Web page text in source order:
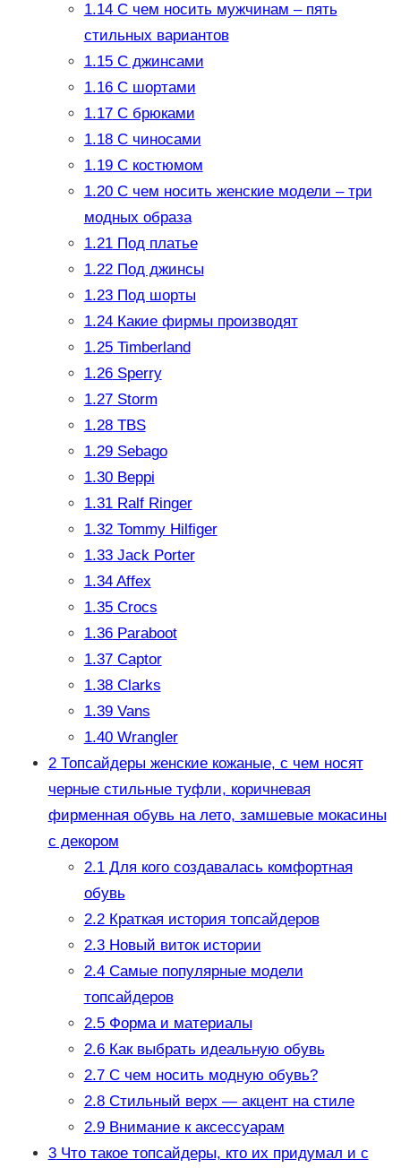
1.14С чем носить мужчинам – пять
стильных вариантов
1.15С джинсами
1.16С шортами
1.17С брюками
1.18С чиносами
1.19С костюмом
1.20С чем носить женские модели – три
модных образа
1.21Под платье
1.22Под джинсы
1.23Под шорты
1.24Какие фирмы производят
1.25Timberland
1.26Sperry
1.27Storm
1.28TBS
1.29Sebago
1.30Beppi
1.31Ralf Ringer
1.32Tommy Hilfiger
1.33Jack Porter
1.34Affex
1.35Crocs
1.36Paraboot
1.37Captor
1.38Clarks
1.39Vans
1.40Wrangler
2Топсайдеры женские кожаные, с чем носят
черные стильные туфли, коричневая
фирменная обувь на лето, замшевые мокасины
с декором
2.1Для кого создавалась комфортная
обувь
2.2Краткая история топсайдеров
2.3Новый виток истории
2.4Самые популярные модели
топсайдеров
2.5Форма и материалы
2.6Как выбрать идеальную обувь
2.7С чем носить модную обувь?
2.8Стильный верх — акцент на стиле
2.9Внимание к аксессуарам
3Что такое топсайдеры, кто их придумал и с